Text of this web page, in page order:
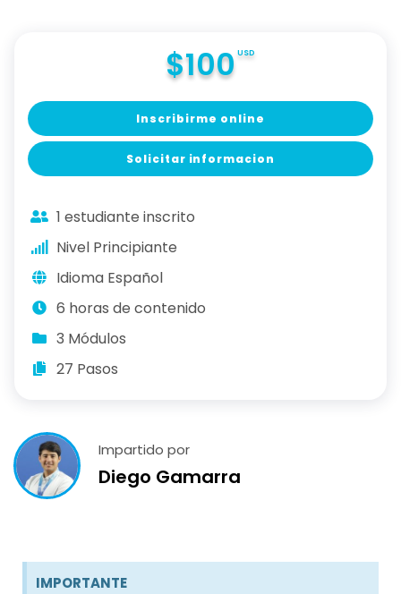
$100 USD
Inscribirme online
Solicitar informacion
1 estudiante inscrito
Nivel Principiante
Idioma Español
6 horas de contenido
3 Módulos
27 Pasos
Impartido por
Diego Gamarra
IMPORTANTE